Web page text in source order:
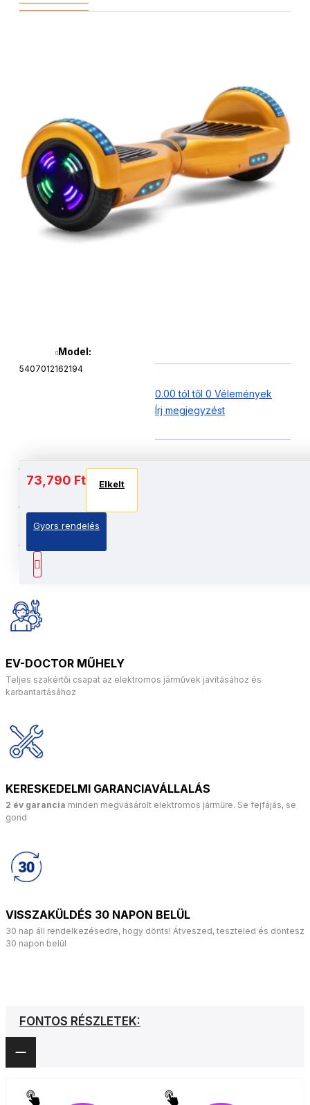
Model:
5407012162194
0.00 tól től 0 Vélemények
Írj megjegyzést
73,790 Ft Elkelt
Gyors rendelés
Szuper tartós: Megerősített
alumíniumötvözet váz
Tökéletes gyerekeknek: Kefe nélküli motorok,
400W
Intelligens technológia: Alaplap független
áramkörökkel
EV-DOCTOR MŰHELY
Teljes szakértői csapat az elektromos járművek javításához és
karbantartásához
KERESKEDELMI GARANCIAVÁLLALÁS
2 év garancia minden megvásárolt elektromos járműre. Se fejfájás, se
gond
VISSZAKÜLDÉS 30 NAPON BELÜL
30 nap áll rendelkezésedre, hogy dönts! Átveszed, teszteled és döntesz
30 napon belül
FONTOS RÉSZLETEK: